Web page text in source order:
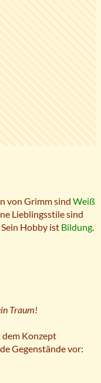
von Grimm sind Weiß
Lieblingsstile sind
Sein Hobby ist Bildung.
Traum!
dem Konzept
Gegenstände vor: